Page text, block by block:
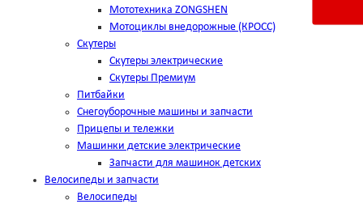
Мототехника ZONGSHEN
Мотоциклы внедорожные (КРОСС)
Скутеры
Скутеры электрические
Скутеры Премиум
Питбайки
Снегоуборочные машины и запчасти
Прицепы и тележки
Машинки детские электрические
Запчасти для машинок детских
Велосипеды и запчасти
Велосипеды